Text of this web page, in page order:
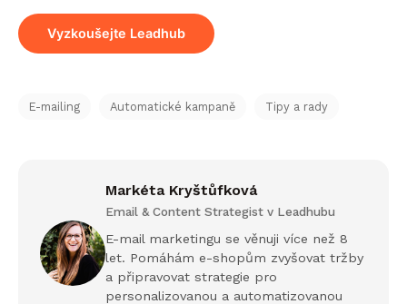
Vyzkoušejte Leadhub
E-mailing Automatické kampaně Tipy a rady
Markéta Kryštůfková
Email & Content Strategist v Leadhubu
E-mail marketingu se věnuji více než 8
let. Pomáhám e-shopům zvyšovat tržby
a připravovat strategie pro
personalizovanou a automatizovanou